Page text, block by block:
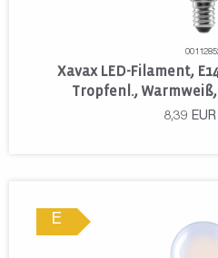
Xavax LED-Filament,
Tropfenl.,
8,39 EUR
E